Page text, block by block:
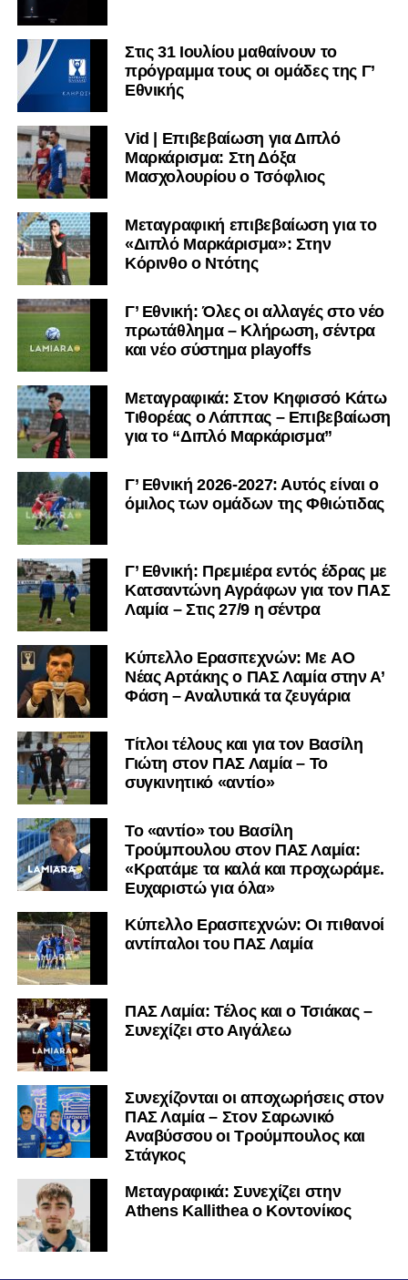
Στις 31 Ιουλίου μαθαίνουν το
πρόγραμμα τους οι ομάδες της Γ’
Εθνικής
Vid | Επιβεβαίωση για Διπλό
Μαρκάρισμα: Στη Δόξα
Μασχολουρίου ο Τσόφλιος
Μεταγραφική επιβεβαίωση για το
«Διπλό Μαρκάρισμα»: Στην
Κόρινθο ο Ντότης
Γ’ Εθνική: Όλες οι αλλαγές στο νέο
πρωτάθλημα – Κλήρωση, σέντρα
και νέο σύστημα playoffs
Μεταγραφικά: Στον Κηφισσό Κάτω
Τιθορέας ο Λάππας – Επιβεβαίωση
για το “Διπλό Μαρκάρισμα”
Γ’ Εθνική 2026-2027: Αυτός είναι ο
όμιλος των ομάδων της Φθιώτιδας
Γ’ Εθνική: Πρεμιέρα εντός έδρας με
Κατσαντώνη Αγράφων για τον ΠΑΣ
Λαμία – Στις 27/9 η σέντρα
Kύπελλο Ερασιτεχνών: Με AO
Nέας Αρτάκης ο ΠΑΣ Λαμία στην Α’
Φάση – Αναλυτικά τα ζευγάρια
Τίτλοι τέλους και για τον Βασίλη
Γιώτη στον ΠΑΣ Λαμία – Το
συγκινητικό «αντίο»
Το «αντίο» του Βασίλη
Τρούμπουλου στον ΠΑΣ Λαμία:
«Κρατάμε τα καλά και προχωράμε.
Ευχαριστώ για όλα»
Κύπελλο Ερασιτεχνών: Οι πιθανοί
αντίπαλοι του ΠΑΣ Λαμία
ΠΑΣ Λαμία: Τέλος και ο Τσιάκας –
Συνεχίζει στο Αιγάλεω
Συνεχίζονται οι αποχωρήσεις στον
ΠΑΣ Λαμία – Στον Σαρωνικό
Αναβύσσου οι Τρούμπουλος και
Στάγκος
Mεταγραφικά: Συνεχίζει στην
Athens Kallithea ο Κοντονίκος